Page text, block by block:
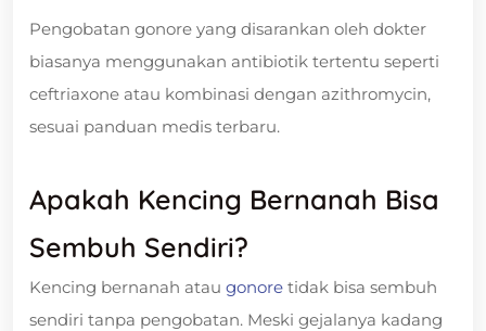
Pengobatan gonore yang disarankan oleh dokter
biasanya menggunakan antibiotik tertentu seperti
ceftriaxone atau kombinasi dengan azithromycin,
sesuai panduan medis terbaru.
Apakah Kencing Bernanah Bisa
Sembuh Sendiri?
Kencing bernanah atau gonore tidak bisa sembuh
sendiri tanpa pengobatan. Meski gejalanya kadang